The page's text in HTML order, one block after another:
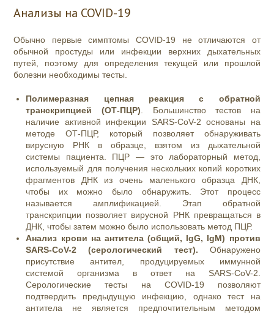
Анализы на COVID-19
Обычно первые симптомы COVID-19 не отличаются от
обычной простуды или инфекции верхних дыхательных
путей, поэтому для определения текущей или прошлой
болезни необходимы тесты.
Полимеразная цепная реакция с обратной
транскрипцией (ОТ-ПЦР) . Большинство тестов на
наличие активной инфекции SARS-CoV-2 основаны на
методе ОТ-ПЦР, который позволяет обнаруживать
вирусную РНК в образце, взятом из дыхательной
системы пациента. ПЦР — это лабораторный метод,
используемый для получения нескольких копий коротких
фрагментов ДНК из очень маленького образца ДНК,
чтобы их можно было обнаружить. Этот процесс
называется амплификацией. Этап обратной
транскрипции позволяет вирусной РНК превращаться в
ДНК, чтобы затем можно было использовать метод ПЦР.
Анализ крови на антитела (общий, IgG, IgM) против
SARS-CoV-2 (серологический тест). Обнаружено
присутствие антител, продуцируемых иммунной
системой организма в ответ на SARS-CoV-2.
Серологические тесты на COVID-19 позволяют
подтвердить предыдущую инфекцию, однако тест на
антитела не является предпочтительным методом